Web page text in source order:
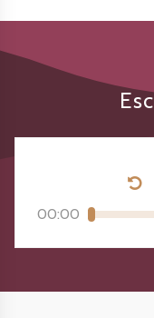
00:00